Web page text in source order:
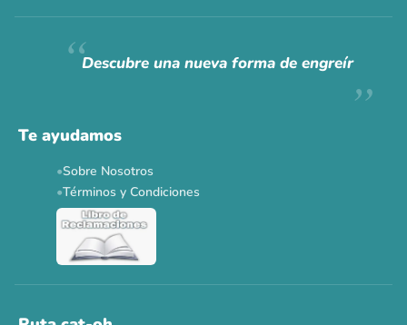
Siempre fuimosraros.
Ver todas las promos 🐾
Descubre una nueva forma de engreír
Te ayudamos
Sobre Nosotros
Términos y Condiciones